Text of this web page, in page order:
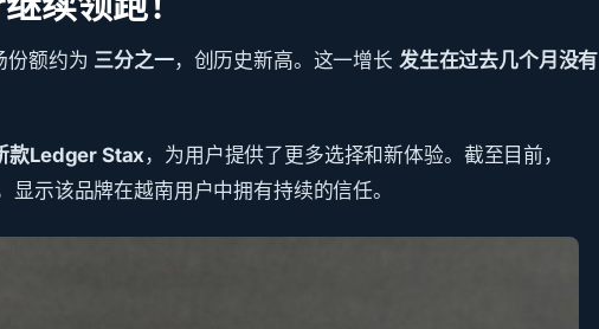
份额约为 三分之一，创历史新高。这一增长 发生在过去几个月没有
款Ledger Stax，为用户提供了更多选择和新体验。截至目前，
显示该品牌在越南用户中拥有持续的信任。